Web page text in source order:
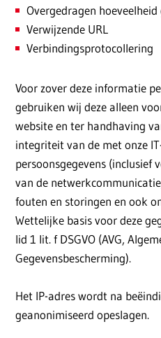
Overgedragen hoeveelheid
Verwijzende URL
Verbindingsprotocollering
Voor zover deze informatie
gebruiken wij deze alleen
website en ter handhaving
integriteit van de met onze
persoonsgegevens (inclusief
van de
fouten en storingen en ook
Wettelijke basis voor deze
lid 1 lit. f DSGVO (AVG,
Gegevensbescherming).
Het IP-adres wordt na
geanonimiseerd opeslagen.